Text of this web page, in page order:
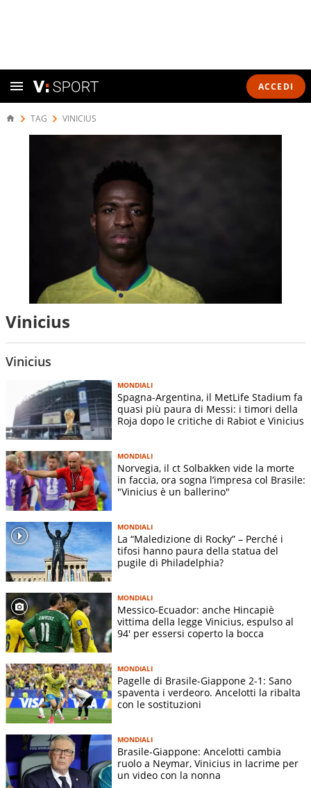
ACCEDI
TAG VINICIUS
Vinicius
Vinicius
MONDIALI
Spagna-Argentina, il MetLife Stadium fa
quasi più paura di Messi: i timori della
Roja dopo le critiche di Rabiot e Vinicius
MONDIALI
Norvegia, il ct Solbakken vide la morte
in faccia, ora sogna l’impresa col Brasile:
"Vinicius è un ballerino"
MONDIALI
La “Maledizione di Rocky” – Perché i
tifosi hanno paura della statua del
pugile di Philadelphia?
MONDIALI
Messico-Ecuador: anche Hincapiè
vittima della legge Vinicius, espulso al
94' per essersi coperto la bocca
MONDIALI
Pagelle di Brasile-Giappone 2-1: Sano
spaventa i verdeoro. Ancelotti la ribalta
con le sostituzioni
MONDIALI
Brasile-Giappone: Ancelotti cambia
ruolo a Neymar, Vinicius in lacrime per
un video con la nonna